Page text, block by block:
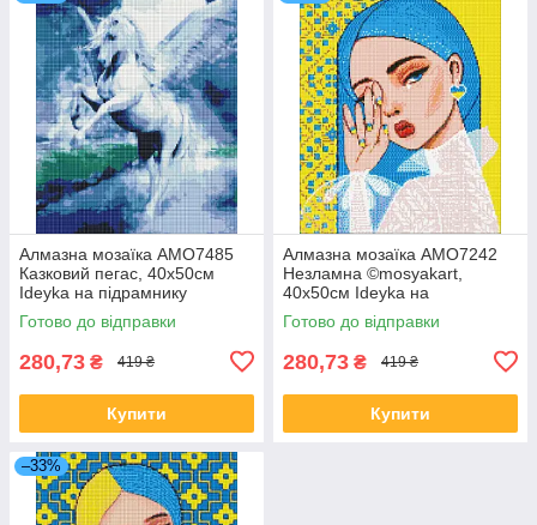
Алмазна мозаїка AMO7485
Казковий пегас, 40x50см
Ideyka на підрамнику
Готово до відправки
280,73 ₴ 419 ₴
Купити
Алмазна мозаїка AMO7242
Незламна ©mosyakart,
40х50см Ideyka на
підрамнику
Готово до відправки
280,73 ₴ 419 ₴
Купити
–33%